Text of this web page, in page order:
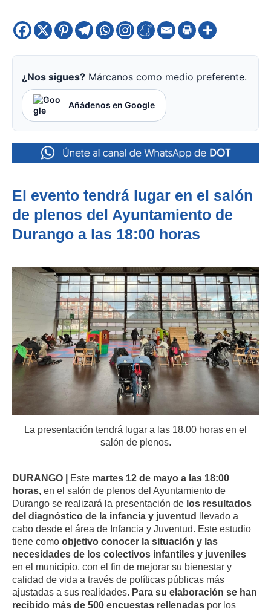
¿Nos sigues? Márcanos como medio preferente.
Añádenos en Google
El evento tendrá lugar en el salón
de plenos del Ayuntamiento de
Durango a las 18:00 horas
La presentación tendrá lugar a las 18.00 horas en el
salón de plenos.
DURANGO | Este martes 12 de mayo a las 18:00
horas, en el salón de plenos del Ayuntamiento de
Durango se realizará la presentación de los resultados
del diagnóstico de la infancia y juventud
llevado a
cabo desde el área de Infancia y Juventud. Este estudio
tiene como objetivo conocer la situación y las
necesidades de los colectivos infantiles y juveniles
en el municipio, con el fin de mejorar su bienestar y
calidad de vida a través de políticas públicas más
ajustadas a sus realidades. Para su elaboración se han
recibido más de 500 encuestas rellenadas por los